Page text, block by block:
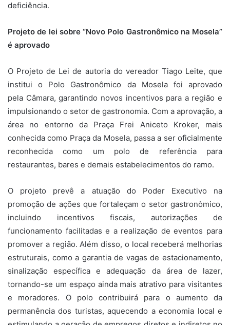
deficiência.
Projeto de lei sobre “Novo Polo Gastronômico na Mosela”
é aprovado
O Projeto de Lei de autoria do vereador Tiago Leite, que
institui o Polo Gastronômico da Mosela foi aprovado
pela Câmara, garantindo novos incentivos para a região e
impulsionando o setor de gastronomia. Com a aprovação, a
área no entorno da Praça Frei Aniceto Kroker, mais
conhecida como Praça da Mosela, passa a ser oficialmente
reconhecida como um polo de referência para
restaurantes, bares e demais estabelecimentos do ramo.
O projeto prevê a atuação do Poder Executivo na
promoção de ações que fortaleçam o setor gastronômico,
incluindo incentivos fiscais, autorizações de
funcionamento facilitadas e a realização de eventos para
promover a região. Além disso, o local receberá melhorias
estruturais, como a garantia de vagas de estacionamento,
sinalização específica e adequação da área de lazer,
tornando-se um espaço ainda mais atrativo para visitantes
e moradores. O polo contribuirá para o aumento da
permanência dos turistas, aquecendo a economia local e